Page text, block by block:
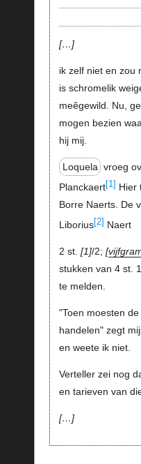
…
ik zelf niet en zou
is schromelik
meêgewild. Nu,
mogen bezien
hij mij.
Loquela vroeg
Planckaert[1] Hier
Borre Naerts. De
Liborius[2] Naert
2 st. 1 /2;
stukken van 4 st.
te melden.
"Toen moesten
handelen" zegt
en weete ik niet.
Verteller zei nog
en tarieven van
…